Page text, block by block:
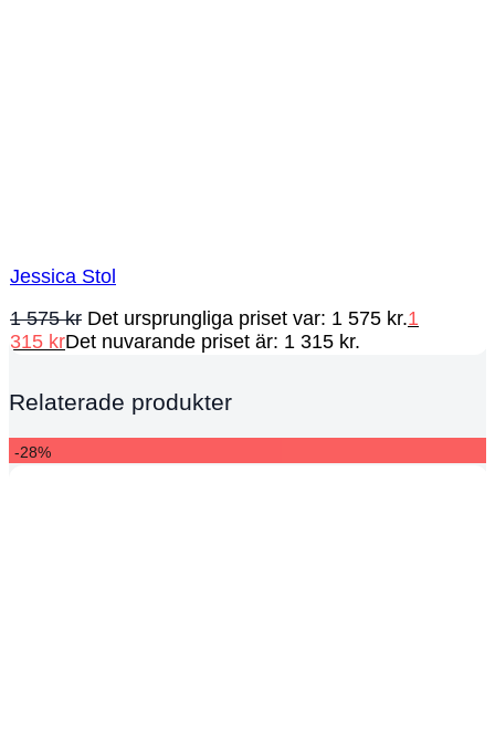
Jessica Stol
1 575kr Det ursprungliga priset var: 1 575 kr.1
315 krDet nuvarande priset är: 1 315 kr.
Relaterade produkter
-28%